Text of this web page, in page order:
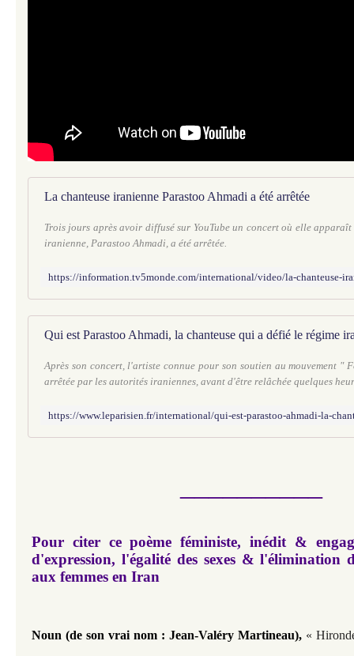
La chanteuse iranienne Parastoo Ahmadi a été arrêtée
Trois jours après avoir diffusé sur YouTube un concert où elle
iranienne, Parastoo Ahmadi, a été arrêtée.
Après son concert, l'artiste connue pour son soutien au mouvement "
arrêtée par les autorités iraniennes, avant d'être relâchée quelques
Pour citer ce poème féministe, inédit &
d'expression, l'égalité des sexes & l'élimination
aux femmes en Iran
Noun (de son vrai nom : Jean-Valéry Martineau), «